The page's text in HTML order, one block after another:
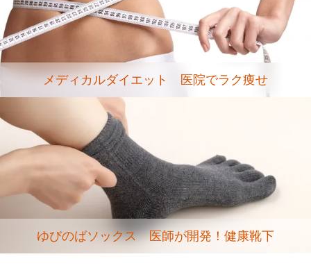
メディカルダイエット 医院でラク痩せ
ゆびのばソックス 医師が開発！健康靴下